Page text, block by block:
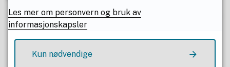
Les mer om personvern og bruk av
informasjonskapsler
Kun nødvendige